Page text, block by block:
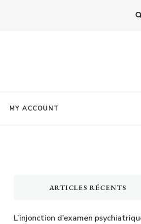
MY ACCOUNT
ARTICLES RÉCENTS
L’injonction d’examen